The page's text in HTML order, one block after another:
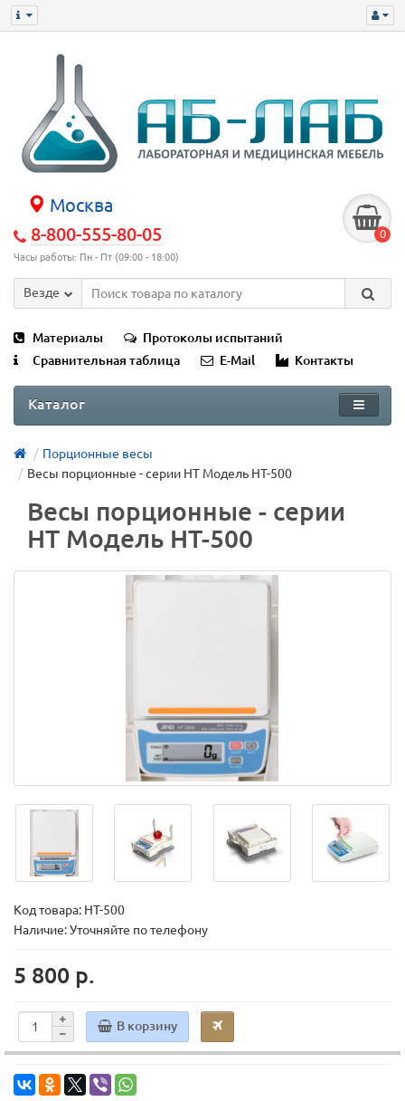
Москва
8-800-555-80-05
Часы работы: Пн - Пт (09:00 - 18:00)
0
Везде
Материалы
Протоколы испытаний
Сравнительная таблица
E-Mail Контакты
Каталог
Порционные весы
Весы порционные - серии НТ Модель HT-500
Весы порционные - серии
НТ Модель HT-500
Код товара: HT-500
Наличие: Уточняйте по телефону
5 800 р.
В корзину